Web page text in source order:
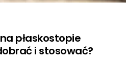
płaskostopie
i stosować?